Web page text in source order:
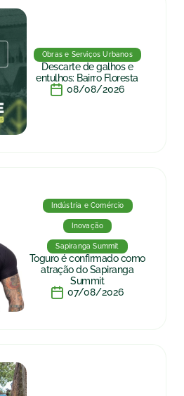
Obras e Serviços Urbanos
Descarte de galhos e
entulhos: Bairro Floresta
08/08/2026
Indústria e Comércio
Inovação
Sapiranga Summit
Toguro é confirmado como
atração do Sapiranga
Summit
07/08/2026